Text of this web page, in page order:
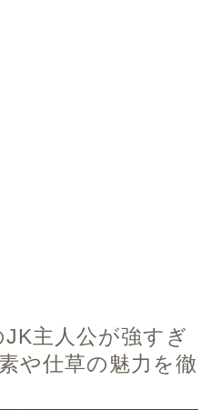
主人公が強すぎ
や仕草の魅力を徹